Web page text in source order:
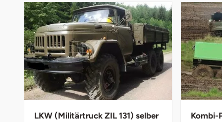
LKW (Militärtruck ZIL 131) selber
Kombi-
Gelnhausen
Gera
Gersfeld
Gotha